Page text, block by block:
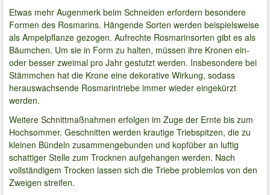
Etwas mehr Augenmerk beim Schneiden erfordern besondere
Formen des Rosmarins. Hängende Sorten werden beispielsweise
als Ampelpflanze gezogen. Aufrechte Rosmarinsorten gibt es als
Bäumchen. Um sie in Form zu halten, müssen ihre Kronen ein-
oder besser zweimal pro Jahr gestutzt werden. Insbesondere bei
Stämmchen hat die Krone eine dekorative Wirkung, sodass
herauswachsende Rosmarintriebe immer wieder eingekürzt
werden.
Weitere Schnittmaßnahmen erfolgen im Zuge der Ernte bis zum
Hochsommer. Geschnitten werden krautige Triebspitzen, die zu
kleinen Bündeln zusammengebunden und kopfüber an luftig
schattiger Stelle zum Trocknen aufgehangen werden. Nach
vollständigem Trocken lassen sich die Triebe problemlos von den
Zweigen streifen.